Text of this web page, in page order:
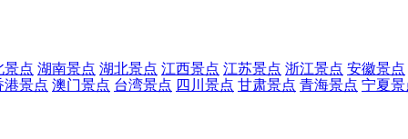
景点 湖南景点 湖北景点 江西景点 江苏景点 浙江景点 安徽景点
港景点 澳门景点 台湾景点 四川景点 甘肃景点 青海景点 宁夏景